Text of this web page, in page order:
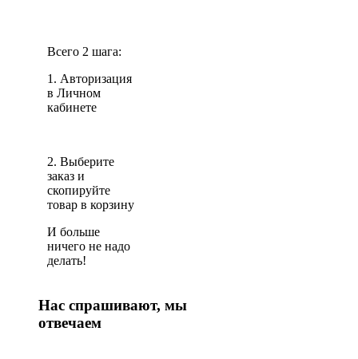
Всего 2 шага:
1. Авторизация
в Личном
кабинете
2. Выберите
заказ и
скопируйте
товар в корзину
И больше
ничего не надо
делать!
Нас спрашивают, мы
отвечаем